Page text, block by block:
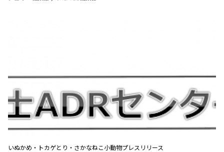
いぬかめ・トカゲとり・さかなねこ小動物プレスリリース